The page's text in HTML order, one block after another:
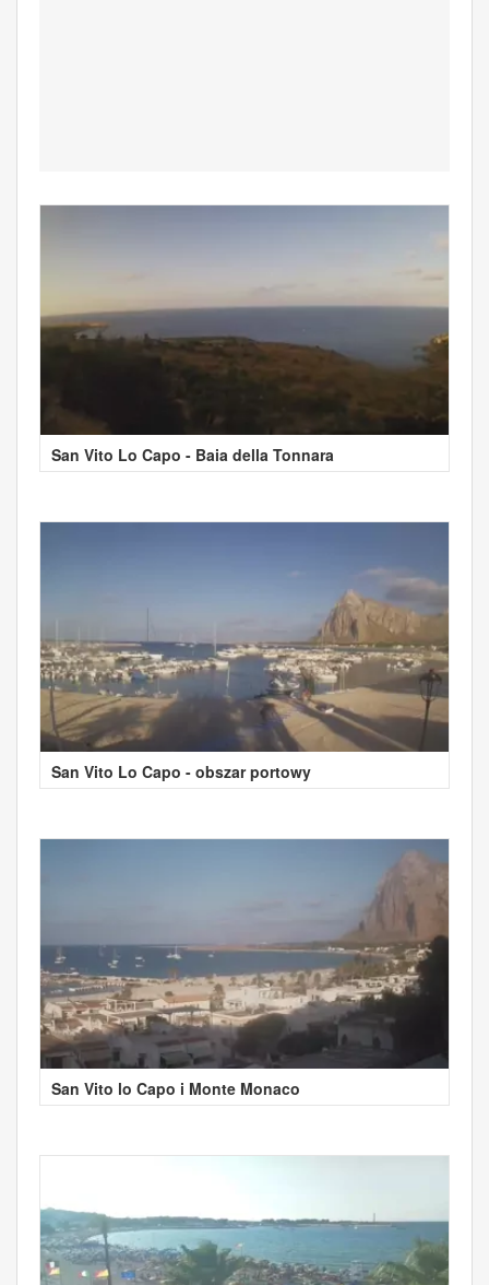
San Vito Lo Capo - Baia della Tonnara
San Vito Lo Capo - obszar portowy
San Vito lo Capo i Monte Monaco